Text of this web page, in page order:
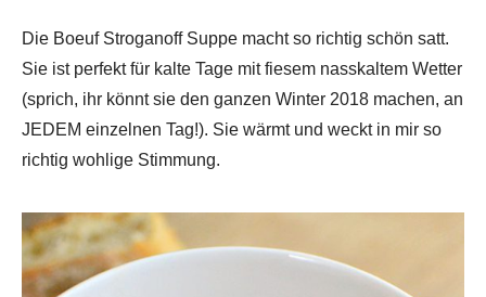
Die Boeuf Stroganoff Suppe macht so richtig schön satt.
Sie ist perfekt für kalte Tage mit fiesem nasskaltem Wetter
(sprich, ihr könnt sie den ganzen Winter 2018 machen, an
JEDEM einzelnen Tag!). Sie wärmt und weckt in mir so
richtig wohlige Stimmung.